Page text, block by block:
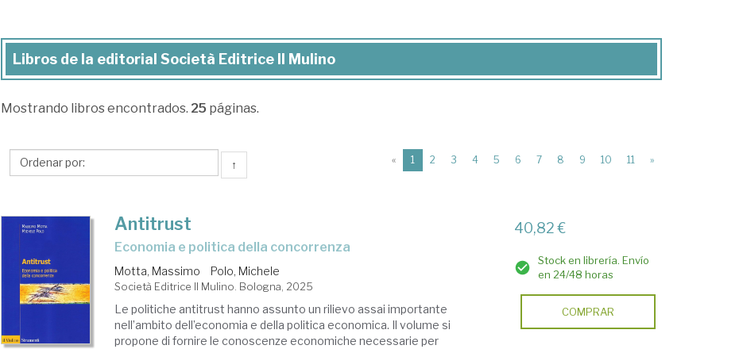
Libros
la
Società
Il
Mulino
Libros de la editorial Società Editrice Il Mulino
Mostrando libros encontrados. 25 páginas.
↑ « 1 (current)
2 3 4 5 6 7 8 9 10 11 »
Antitrust
Economia e politica della concorrenza
Motta, Massimo Polo, Michele
Società Editrice Il Mulino. Bologna, 2025
Le politiche antitrust hanno assunto un rilievo assai importante
nell’ambito dell’economia e della politica economica. Il volume si
propone di fornire le conoscenze economiche necessarie per
40,82 €
Stock en librería. Envío
en 24/48 horas
COMPRAR